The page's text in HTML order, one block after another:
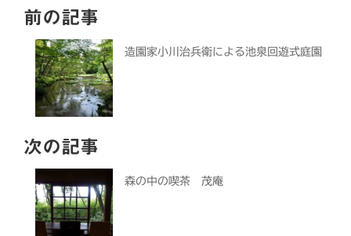
前の記事
造園家小川治兵衛による池泉回遊式庭園
次の記事
森の中の喫茶 茂庵